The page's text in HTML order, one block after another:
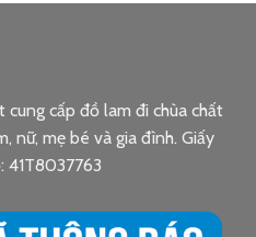
cung cấp đồ lam đi chùa chất
nữ, mẹ bé và gia đình. Giấy
41T8037763